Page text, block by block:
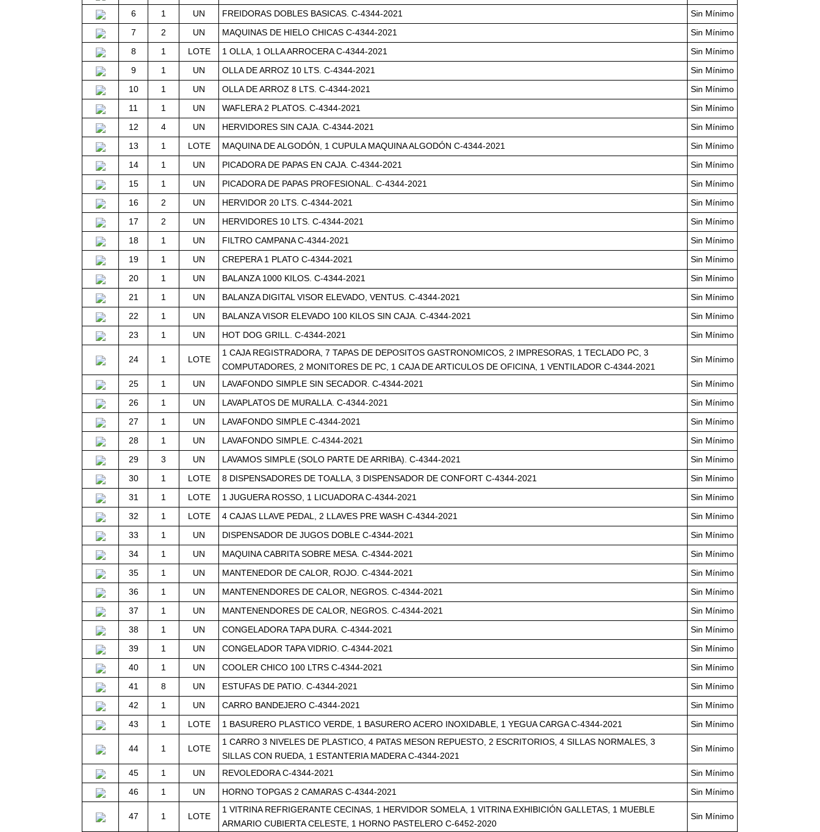
6
1 UN FREIDORAS DOBLES BASICAS. C-4344-2021
Sin Mínimo
7
2 UN MAQUINAS DE HIELO CHICAS C-4344-2021
Sin Mínimo
8
1 LOTE 1 OLLA, 1 OLLA ARROCERA C-4344-2021
Sin Mínimo
9
1 UN OLLA DE ARROZ 10 LTS. C-4344-2021
Sin Mínimo
10
1 UN OLLA DE ARROZ 8 LTS. C-4344-2021
Sin Mínimo
11
1 UN WAFLERA 2 PLATOS. C-4344-2021
Sin Mínimo
12
4 UN HERVIDORES SIN CAJA. C-4344-2021
Sin Mínimo
13
1 LOTE MAQUINA DE ALGODÓN, 1 CUPULA MAQUINA ALGODÓN C-4344-2021
Sin Mínimo
14
1 UN PICADORA DE PAPAS EN CAJA. C-4344-2021
Sin Mínimo
15
1 UN PICADORA DE PAPAS PROFESIONAL. C-4344-2021
Sin Mínimo
16
2 UN HERVIDOR 20 LTS. C-4344-2021
Sin Mínimo
17
2 UN HERVIDORES 10 LTS. C-4344-2021
Sin Mínimo
18
1 UN FILTRO CAMPANA C-4344-2021
Sin Mínimo
19
1 UN CREPERA 1 PLATO C-4344-2021
Sin Mínimo
20
1 UN BALANZA 1000 KILOS. C-4344-2021
Sin Mínimo
21
1 UN BALANZA DIGITAL VISOR ELEVADO, VENTUS. C-4344-2021
Sin Mínimo
22
1 UN BALANZA VISOR ELEVADO 100 KILOS SIN CAJA. C-4344-2021
Sin Mínimo
23
1 UN HOT DOG GRILL. C-4344-2021 Sin Mínimo
24 1 LOTE
1 CAJA REGISTRADORA, 7 TAPAS DE DEPOSITOS GASTRONOMICOS, 2 IMPRESORAS, 1 TECLADO PC, 3
COMPUTADORES, 2 MONITORES DE PC, 1 CAJA DE ARTICULOS DE OFICINA, 1 VENTILADOR C-4344-2021
Sin Mínimo
25 1 UN LAVAFONDO SIMPLE SIN SECADOR. C-4344-2021
Sin Mínimo
26
1 UN LAVAPLATOS DE MURALLA. C-4344-2021
Sin Mínimo
27
1 UN LAVAFONDO SIMPLE C-4344-2021
Sin Mínimo
28
1 UN LAVAFONDO SIMPLE. C-4344-2021
Sin Mínimo
29
3 UN LAVAMOS SIMPLE (SOLO PARTE DE ARRIBA). C-4344-2021
Sin Mínimo
30
1 LOTE 8 DISPENSADORES DE TOALLA, 3 DISPENSADOR DE CONFORT C-4344-2021
Sin Mínimo
31
1 LOTE 1 JUGUERA ROSSO, 1 LICUADORA C-4344-2021
Sin Mínimo
32
1 LOTE 4 CAJAS LLAVE PEDAL, 2 LLAVES PRE WASH C-4344-2021
Sin Mínimo
33
1 UN DISPENSADOR DE JUGOS DOBLE C-4344-2021
Sin Mínimo
34
1 UN MAQUINA CABRITA SOBRE MESA. C-4344-2021
Sin Mínimo
35
1 UN MANTENEDOR DE CALOR, ROJO. C-4344-2021
Sin Mínimo
36
1 UN MANTENENDORES DE CALOR, NEGROS. C-4344-2021
Sin Mínimo
37
1 UN MANTENENDORES DE CALOR, NEGROS. C-4344-2021
Sin Mínimo
38
1 UN CONGELADORA TAPA DURA. C-4344-2021
Sin Mínimo
39
1 UN CONGELADOR TAPA VIDRIO. C-4344-2021
Sin Mínimo
40
1 UN COOLER CHICO 100 LTRS C-4344-2021
Sin Mínimo
41
8 UN ESTUFAS DE PATIO. C-4344-2021
Sin Mínimo
42
1 UN CARRO BANDEJERO C-4344-2021
Sin Mínimo
43
1 LOTE 1 BASURERO PLASTICO VERDE, 1 BASURERO ACERO INOXIDABLE, 1 YEGUA CARGA C-4344-2021 Sin Mínimo
44 1 LOTE
1 CARRO 3 NIVELES DE PLASTICO, 4 PATAS MESON REPUESTO, 2 ESCRITORIOS, 4 SILLAS NORMALES, 3
SILLAS CON RUEDA, 1 ESTANTERIA MADERA C-4344-2021
Sin Mínimo
45 1 UN REVOLEDORA C-4344-2021
Sin Mínimo
46
1 UN HORNO TOPGAS 2 CAMARAS C-4344-2021 Sin Mínimo
47 1 LOTE
1 VITRINA REFRIGERANTE CECINAS, 1 HERVIDOR SOMELA, 1 VITRINA EXHIBICIÓN GALLETAS, 1 MUEBLE
ARMARIO CUBIERTA CELESTE, 1 HORNO PASTELERO C-6452-2020
Sin Mínimo